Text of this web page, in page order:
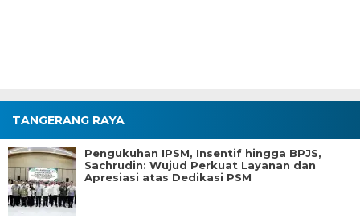
TANGERANG RAYA
Pengukuhan IPSM, Insentif hingga BPJS,
Sachrudin: Wujud Perkuat Layanan dan
Apresiasi atas Dedikasi PSM